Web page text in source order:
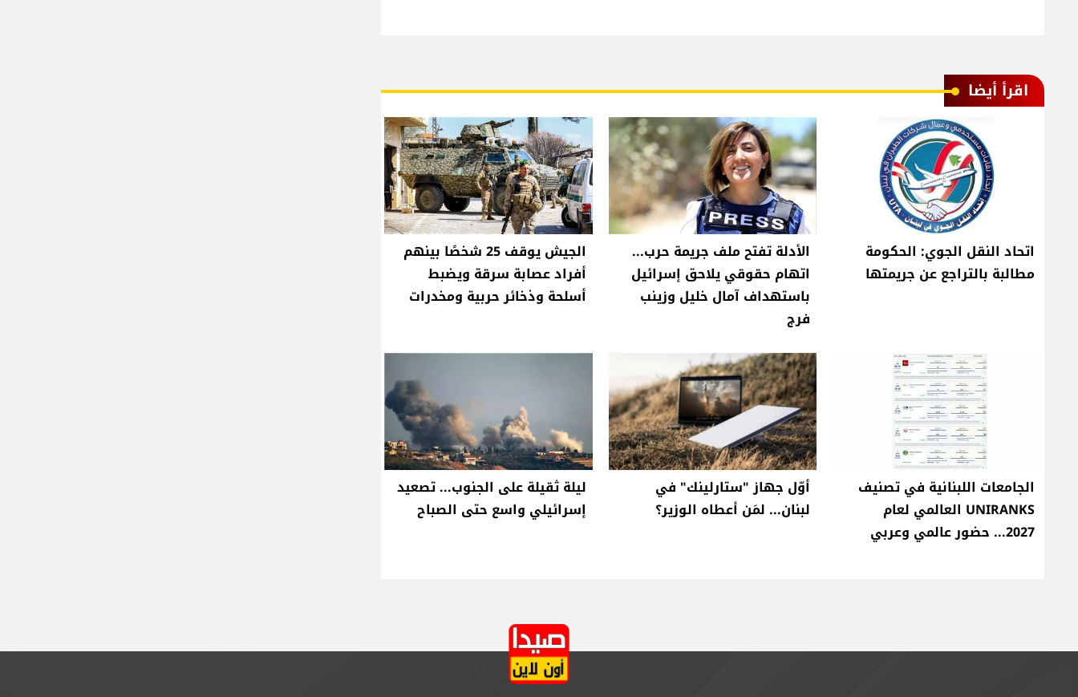
اقرأ أيضا
اتحاد النقل الجوي: الحكومة
مطالبة بالتراجع عن جريمتها
الأدلة تفتح ملف جريمة حرب...
اتهام حقوقي يلاحق إسرائيل
باستهداف آمال خليل وزينب
فرج
الجيش يوقف 25 شخصًا بينهم
أفراد عصابة سرقة ويضبط
أسلحة وذخائر حربية ومخدرات
الجامعات اللبنانية في تصنيف
UNIRANKS العالمي لعام
2027... حضور عالمي وعربي
أوّل جهاز "ستارلينك" في
لبنان... لمَن أعطاه الوزير؟
ليلة ثقيلة على الجنوب... تصعيد
إسرائيلي واسع حتى الصباح